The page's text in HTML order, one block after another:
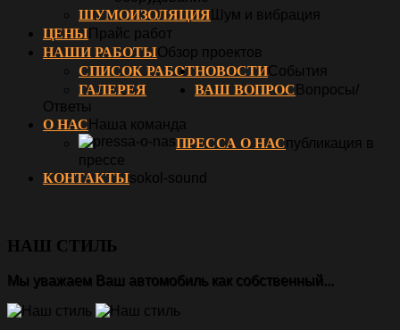
ШУМОИЗОЛЯЦИЯ Шум и вибрация
ЦЕНЫПрайс работ
НАШИ РАБОТЫОбзор проектов
СПИСОК РАБОТ
ГАЛЕРЕЯ
НОВОСТИСобытия
ВАШ ВОПРОС Вопросы/
Ответы
О НАС Наша команда
ПРЕССА О НАСпубликация в
прессе
КОНТАКТЫsokol-sound
НАШ СТИЛЬ
Мы уважаем Ваш автомобиль как собственный...